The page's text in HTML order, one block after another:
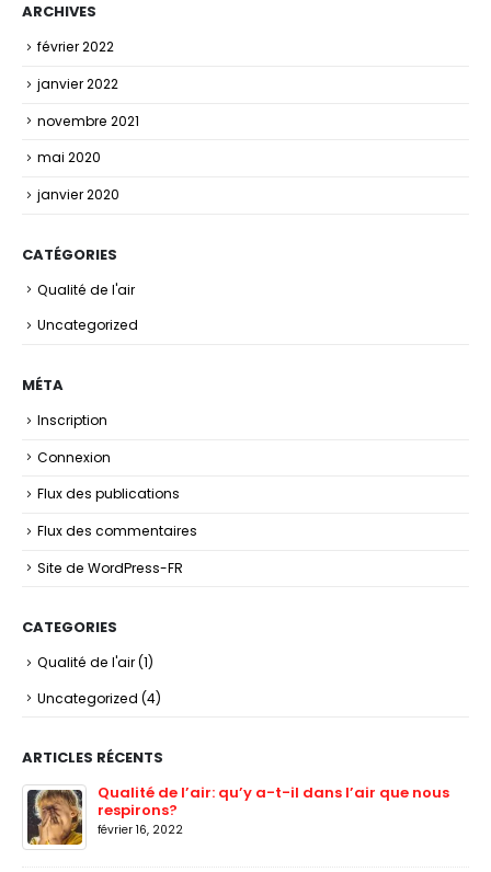
ARCHIVES
février 2022
janvier 2022
novembre 2021
mai 2020
janvier 2020
CATÉGORIES
Qualité de l'air
Uncategorized
MÉTA
Inscription
Connexion
Flux des publications
Flux des commentaires
Site de WordPress-FR
CATEGORIES
Qualité de l'air(1)
Uncategorized (4)
ARTICLES RÉCENTS
Qualité de l’air: qu’y a-t-il dans l’air que nous
respirons?
février 16, 2022